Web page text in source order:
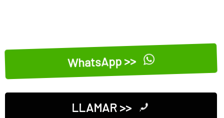
WhatsApp >>
LLAMAR >>